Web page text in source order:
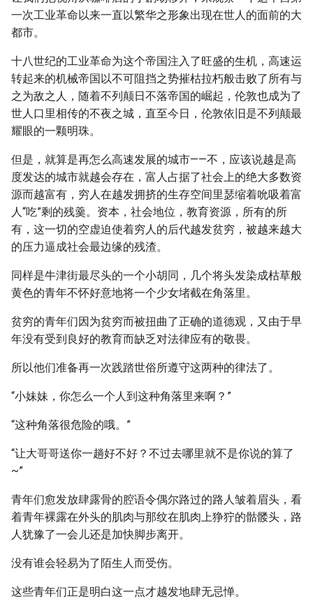
一次工业革命以来一直以繁华之形象出现在世人的面前的大
都市。
十八世纪的工业革命为这个帝国注入了旺盛的生机，高速运
转起来的机械帝国以不可阻挡之势摧枯拉朽般击败了所有与
之为敌之人，随着不列颠日不落帝国的崛起，伦敦也成为了
世人口里相传的不夜之城，直至今日，伦敦依旧是不列颠最
耀眼的一颗明珠。
但是，就算是再怎么高速发展的城市——不，应该说越是高
度发达的城市就越会存在，富人占据了社会上的绝大多数资
源而越富有，穷人在越发拥挤的生存空间里瑟缩着吮吸着富
人“吃”剩的残羹。资本，社会地位，教育资源，所有的所
有，这一切的空虚迫使着穷人的后代越发贫穷，被越来越大
的压力逼成社会最边缘的残渣。
同样是牛津街最尽头的一个小胡同，几个将头发染成枯草般
黄色的青年不怀好意地将一个少女堵截在角落里。
贫穷的青年们因为贫穷而被扭曲了正确的道德观，又由于早
年没有受到良好的教育而缺乏对法律应有的敬畏。
所以他们准备再一次践踏世俗所遵守这两种的律法了。
“小妹妹，你怎么一个人到这种角落里来啊？”
“这种角落很危险的哦。”
“让大哥哥送你一趟好不好？不过去哪里就不是你说的算了
~”
青年们愈发放肆露骨的腔语令偶尔路过的路人皱着眉头，看
着青年裸露在外头的肌肉与那纹在肌肉上狰狞的骷髅头，路
人犹豫了一会儿还是加快脚步离开。
没有谁会轻易为了陌生人而受伤。
这些青年们正是明白这一点才越发地肆无忌惮。